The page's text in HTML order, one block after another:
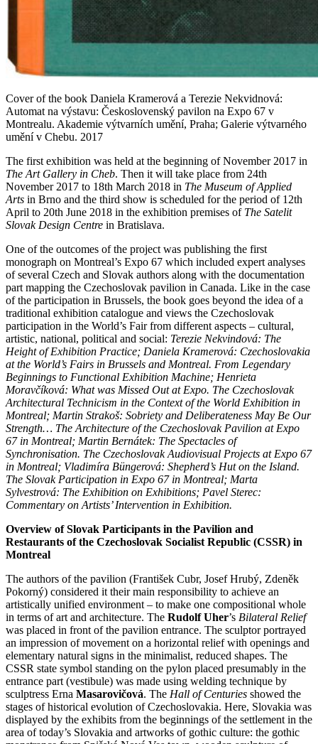
Cover of the book Daniela Kramerová a Terezie Nekvidnová:
Automat na výstavu: Československý pavilon na Expo 67 v
Montrealu. Akademie výtvarních umění, Praha; Galerie výtvarného
umění v Chebu. 2017
The first exhibition was held at the beginning of November 2017 in
The Art Gallery in Cheb. Then it will take place from 24th
November 2017 to 18th March 2018 in The Museum of Applied
Arts in Brno and the third show is scheduled for the period of 12th
April to 20th June 2018 in the exhibition premises of The Satelit
Slovak Design Centre in Bratislava.
One of the outcomes of the project was publishing the first
monograph on Montreal’s Expo 67 which included expert analyses
of several Czech and Slovak authors along with the documentation
part mapping the Czechoslovak pavilion in Canada. Like in the case
of the participation in Brussels, the book goes beyond the idea of a
traditional exhibition catalogue and views the Czechoslovak
participation in the World’s Fair from different aspects – cultural,
artistic, national, political and social: Terezie Nekvindová: The
Height of Exhibition Practice; Daniela Kramerová: Czechoslovakia
at the World’s Fairs in Brussels and Montreal. From Legendary
Beginnings to Functional Exhibition Machine; Henrieta
Moravčíková: What was Missed Out at Expo. The Czechoslovak
Architectural Technicism in the Context of the World Exhibition in
Montreal; Martin Strakoš: Sobriety and Deliberateness May Be Our
Strength… The Architecture of the Czechoslovak Pavilion at Expo
67 in Montreal; Martin Bernátek: The Spectacles of
Synchronisation. The Czechoslovak Audiovisual Projects at Expo 67
in Montreal; Vladimíra Büngerová: Shepherd’s Hut on the Island.
The Slovak Participation in Expo 67 in Montreal; Marta
Sylvestrová: The Exhibition on Exhibitions; Pavel Sterec:
Commentary on Artists’ Intervention in Exhibition.
Overview of Slovak Participants in the Pavilion and
Restaurants of the Czechoslovak Socialist Republic (CSSR) in
Montreal
The authors of the pavilion (František Cubr, Josef Hrubý, Zdeněk
Pokorný) considered it their main responsibility to achieve an
artistically unified environment – to make one compositional whole
in terms of art and architecture. The Rudolf Uher’s Bilateral Relief
was placed in front of the pavilion entrance. The sculptor portrayed
an impression of movement on a horizontal relief with openings and
elementary natural signs in the minimalist, reduced shapes. The
CSSR state symbol standing on the pylon placed presumably in the
entrance part (vestibule) was made using welding technique by
sculptress Erna Masarovičová. The Hall of Centuries showed the
stages of historical evolution of Czechoslovakia. Here, Slovakia was
displayed by the exhibits from the beginnings of the settlement in the
area of today’s Slovakia and artworks of gothic culture: the gothic